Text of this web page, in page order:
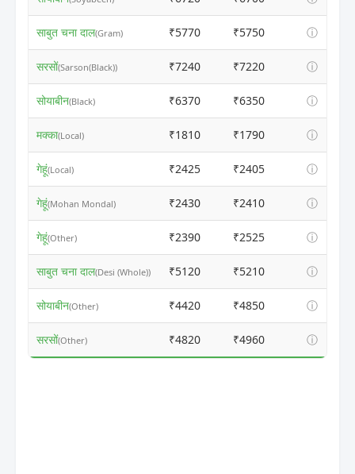
साबुत चना दाल(Gram) ₹5770 ₹5750 ⓘ
सरसों(Sarson(Black)) ₹7240 ₹7220 ⓘ
सोयाबीन(Black) ₹6370 ₹6350 ⓘ
मक्का(Local) ₹1810 ₹1790 ⓘ
गेहूं(Local) ₹2425 ₹2405 ⓘ
गेहूं(Mohan Mondal) ₹2430 ₹2410 ⓘ
गेहूं(Other) ₹2390 ₹2525 ⓘ
साबुत चना दाल(Desi (Whole)) ₹5120 ₹5210 ⓘ
सोयाबीन(Other) ₹4420 ₹4850 ⓘ
सरसों(Other) ₹4820 ₹4960 ⓘ